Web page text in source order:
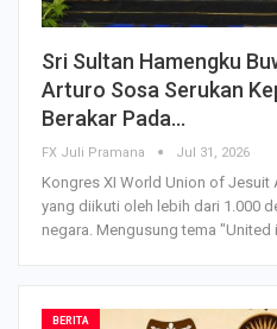
Sri Sultan Hamengku
Arturo Sosa Serukan
Berakar Pada…
FX Juli Pramana Jul 31, 2026
Kongres XI World Union of Jesuit
yang diikuti oleh lebih dari 1.000
negara. Mengusung tema
BERITA